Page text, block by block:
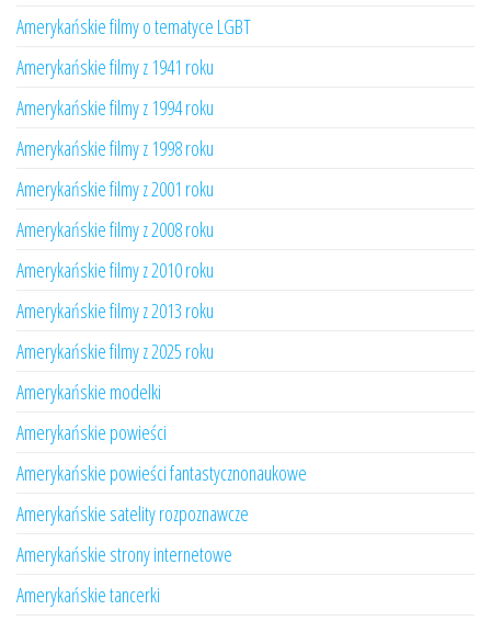
Amerykańskie filmy o tematyce LGBT
Amerykańskie filmy z 1941 roku
Amerykańskie filmy z 1994 roku
Amerykańskie filmy z 1998 roku
Amerykańskie filmy z 2001 roku
Amerykańskie filmy z 2008 roku
Amerykańskie filmy z 2010 roku
Amerykańskie filmy z 2013 roku
Amerykańskie filmy z 2025 roku
Amerykańskie modelki
Amerykańskie powieści
Amerykańskie powieści fantastycznonaukowe
Amerykańskie satelity rozpoznawcze
Amerykańskie strony internetowe
Amerykańskie tancerki